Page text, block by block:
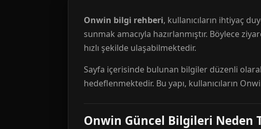
Onwin bilgi rehberi, kullanıcıların ihtiyaç
sunmak amacıyla hazırlanmıştır. Böylece
hızlı şekilde ulaşabilmektedir.
Sayfa içerisinde bulunan bilgiler düzenli
hedeflenmektedir. Bu yapı, kullanıcıların
Onwin Güncel Bilgileri Neden